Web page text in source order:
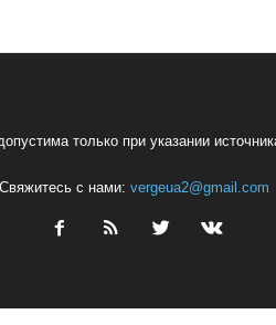
только при указании
Свяжитесь с нами: vergeua2@gmail.com